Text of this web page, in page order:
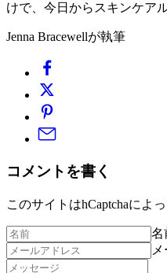
けで、今日からスキンケア
Jenna Bracewellが執筆
コメントを書く
このサイトはhCaptchaによ
名